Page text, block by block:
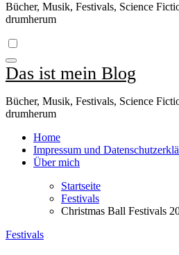
Bücher, Musik, Festivals, Science
drumherum
Das ist mein Blog
Bücher, Musik, Festivals, Science
drumherum
Home
Impressum und
Über mich
Startseite
Festivals
Christmas Ball Festivals
Festivals